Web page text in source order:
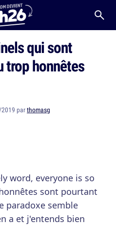
qui sont
trop honnêtes
parthomasg
word, everyone is so
sont pourtant
paradoxe semble
a et j'entends bien